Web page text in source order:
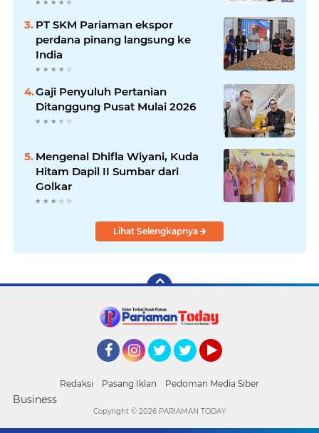
PT SKM Pariaman ekspor
perdana pinang langsung ke
India
Gaji Penyuluh Pertanian
Ditanggung Pusat Mulai 2026
Mengenal Dhifla Wiyani, Kuda
Hitam Dapil II Sumbar dari
Golkar
Lihat Selengkapnya
Redaksi Pasang Iklan Pedoman Media Siber
Business
Copyright © 2026 PARIAMAN TODAY